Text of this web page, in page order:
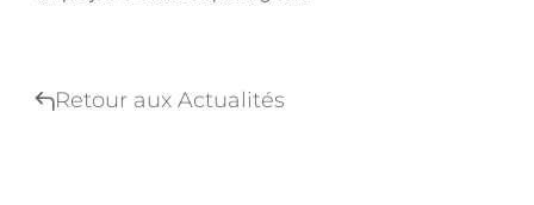
Retour aux Actualités